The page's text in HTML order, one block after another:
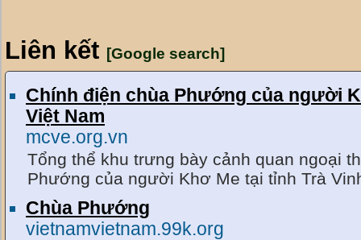
Liên kết [Google search]
Chính điện chùa Phướng của người
Việt Nam
mcve.org.vn
Tổng thể khu trưng bày cảnh quan ngoại
Phướng của người Khơ Me tại tỉnh Trà
Chùa Phướng
vietnamvietnam.99k.org